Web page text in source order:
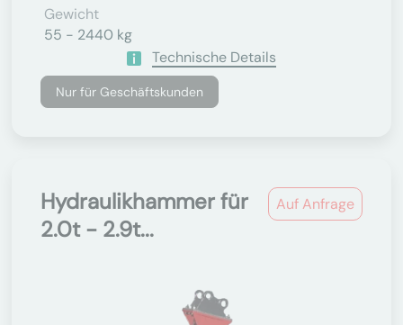
Gewicht
55 - 2440 kg
Technische Details
Nur für Geschäftskunden
Auf Anfrage
Hydraulikhammer für
2.0t - 2.9t...